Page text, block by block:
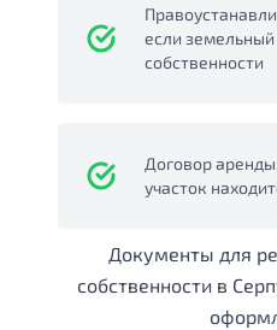
если земельный
собственности
Договор
участок
Документы для
собственности в